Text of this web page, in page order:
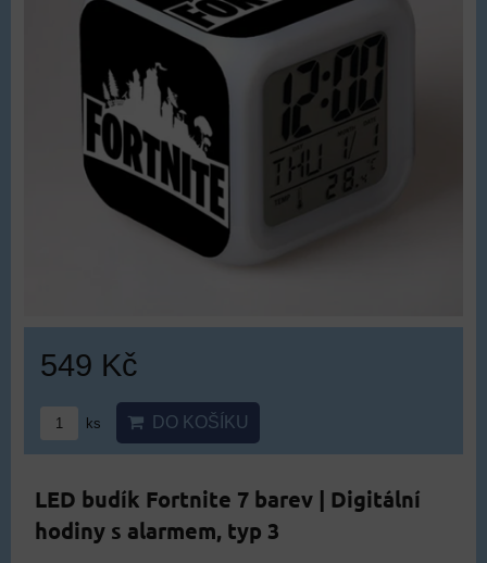
549 Kč
ks DO KOŠÍKU
LED budík Fortnite 7 barev | Digitální
hodiny s alarmem, typ 3